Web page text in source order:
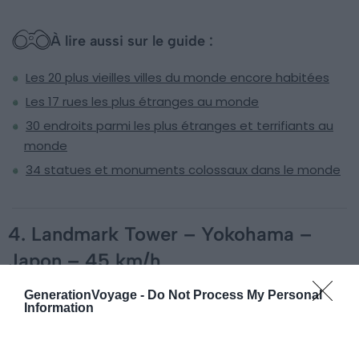
GenerationVoyage - Do Not Process My Personal
Information
À lire aussi sur le guide :
Les 20 plus vieilles villes du monde encore habitées
Les 17 rues les plus étranges au monde
30 endroits parmi les plus étranges et terrifiants au
monde
34 statues et monuments colossaux dans le monde
4. Landmark Tower – Yokohama –
Japon – 45 km/h
On retourne au Japon pour la quatrième place de ce
classement. La Tour Landmark située à Yokohama